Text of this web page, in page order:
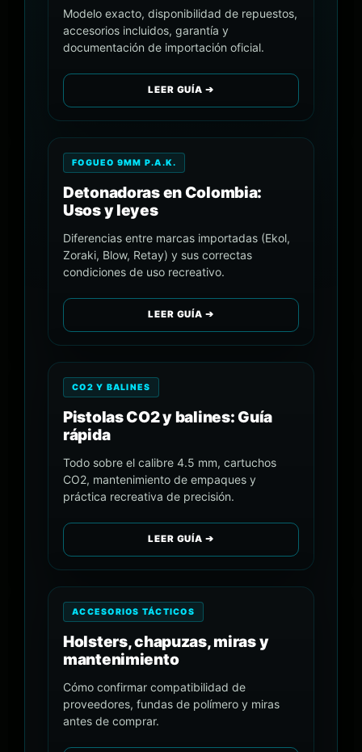
Modelo exacto, disponibilidad de repuestos,
accesorios incluidos, garantía y
documentación de importación oficial.
LEER GUÍA ➔
FOGUEO 9MM P.A.K.
Detonadoras en Colombia:
Usos y leyes
Diferencias entre marcas importadas (Ekol,
Zoraki, Blow, Retay) y sus correctas
condiciones de uso recreativo.
LEER GUÍA ➔
CO2 Y BALINES
Pistolas CO2 y balines: Guía
rápida
Todo sobre el calibre 4.5 mm, cartuchos
CO2, mantenimiento de empaques y
práctica recreativa de precisión.
LEER GUÍA ➔
ACCESORIOS TÁCTICOS
Holsters, chapuzas, miras y
mantenimiento
Cómo confirmar compatibilidad de
proveedores, fundas de polímero y miras
antes de comprar.